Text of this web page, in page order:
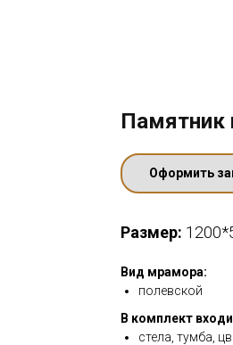
Оформить
Размер:
Вид мрамора:
полевской
В комплект
стела, тумба,